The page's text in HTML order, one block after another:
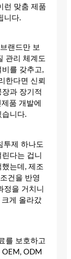
런 맞춤 제품
니다.
랜드만 보
관리 체계도
를 갖추고,
한다면 신뢰
과 장기적
품 개발에
습니다.
투제 하나도
다는 겁니
는데, 제조
건을 반영
정을 거치니
게 올라갔
를 보호하고
OEM, ODM